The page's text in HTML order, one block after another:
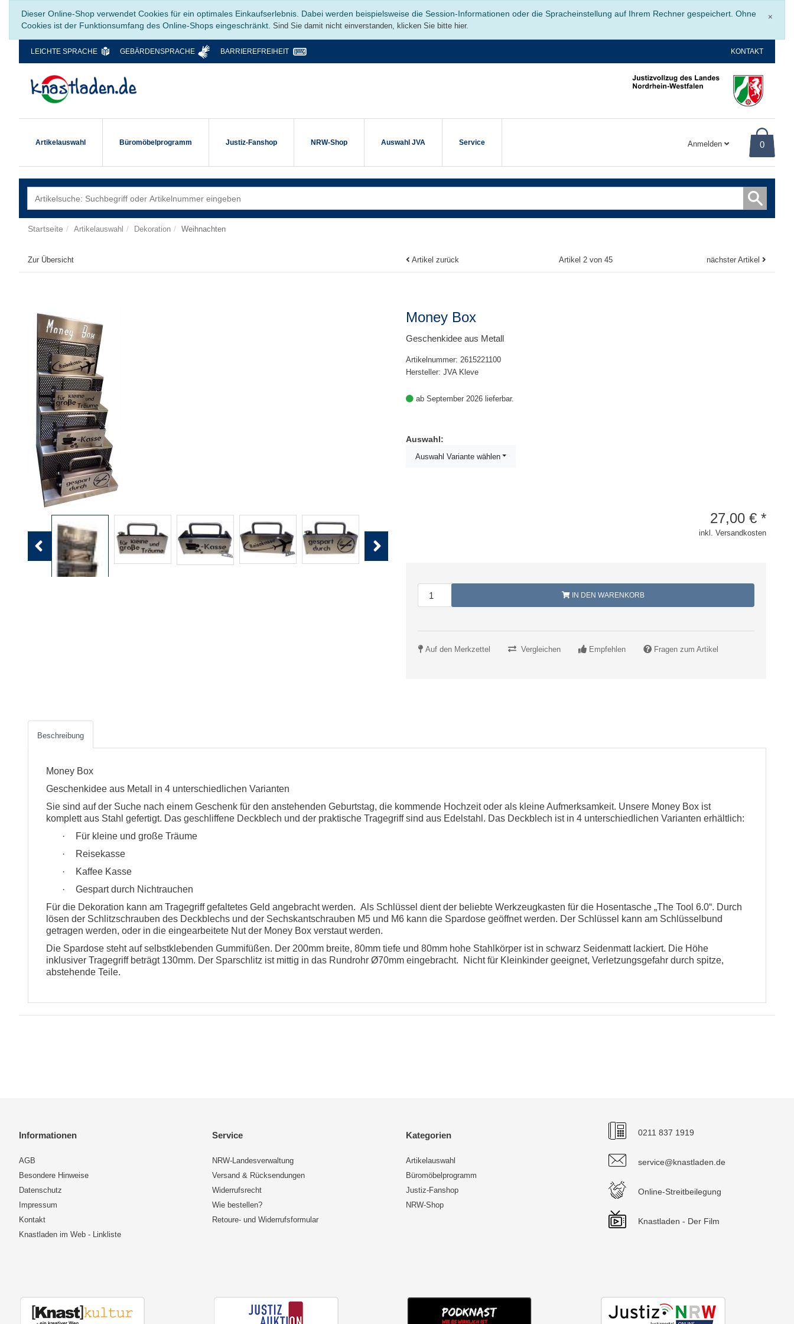
×
Dieser Online-Shop verwendet Cookies für ein optimales Einkaufserlebnis. Dabei werden beispielsweise die Session-Informationen oder die Spracheinstellung auf Ihrem Rechner gespeichert. Ohne
Cookies ist der Funktionsumfang des Online-Shops eingeschränkt. Sind Sie damit nicht einverstanden, klicken Sie bitte hier.
LEICHTE SPRACHE GEBÄRDENSPRACHE BARRIEREFREIHEIT KONTAKT
Artikelauswahl Büromöbelprogramm Justiz-Fanshop NRW-Shop Auswahl JVA Service Anmelden 0
Startseite Artikelauswahl Dekoration Weihnachten
Zur Übersicht Artikel zurück Artikel 2 von 45 nächster Artikel
Previous Next
Money Box
Geschenkidee aus Metall
Artikelnummer: 2615221100
Hersteller: JVA Kleve
ab September 2026 lieferbar.
Auswahl:
Auswahl Variante wählen
27,00 € *
inkl. Versandkosten
IN DEN WARENKORB
Auf den Merkzettel Vergleichen Empfehlen Fragen zum Artikel
Beschreibung
Money Box
Geschenkidee aus Metall in 4 unterschiedlichen Varianten
Sie sind auf der Suche nach einem Geschenk für den anstehenden Geburtstag, die kommende Hochzeit oder als kleine Aufmerksamkeit. Unsere Money Box ist
komplett aus Stahl gefertigt. Das geschliffene Deckblech und der praktische Tragegriff sind aus Edelstahl. Das Deckblech ist in 4 unterschiedlichen Varianten erhältlich:
·
Für kleine und große Träume
·
Reisekasse
·
Kaffee Kasse
·
Gespart durch Nichtrauchen
Für die Dekoration kann am Tragegriff gefaltetes Geld angebracht werden. Als Schlüssel dient der beliebte Werkzeugkasten für die Hosentasche „The Tool 6.0“. Durch
lösen der Schlitzschrauben des Deckblechs und der Sechskantschrauben M5 und M6 kann die Spardose geöffnet werden. Der Schlüssel kann am Schlüsselbund
getragen werden, oder in die eingearbeitete Nut der Money Box verstaut werden.
Die Spardose steht auf selbstklebenden Gummifüßen. Der 200mm breite, 80mm tiefe und 80mm hohe Stahlkörper ist in schwarz Seidenmatt lackiert. Die Höhe
inklusiver Tragegriff beträgt 130mm. Der Sparschlitz ist mittig in das Rundrohr Ø70mm eingebracht.
Nicht für Kleinkinder geeignet, Verletzungsgefahr durch spitze,
abstehende Teile.
Informationen
AGB
Besondere Hinweise
Datenschutz
Impressum
Kontakt
Knastladen im Web - Linkliste
Service
NRW-Landesverwaltung
Versand & Rücksendungen
Widerrufsrecht
Wie bestellen?
Retoure- und Widerrufsformular
Kategorien
Artikelauswahl
Büromöbelprogramm
Justiz-Fanshop
NRW-Shop
0211 837 1919
service@knastladen.de
Online-Streitbeilegung
Knastladen - Der Film